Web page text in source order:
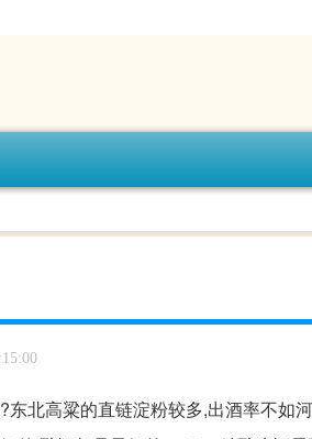
北高粱的直链淀粉较多,出酒率不如